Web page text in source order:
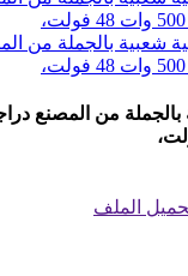
بالجملة من المصنع
الملف